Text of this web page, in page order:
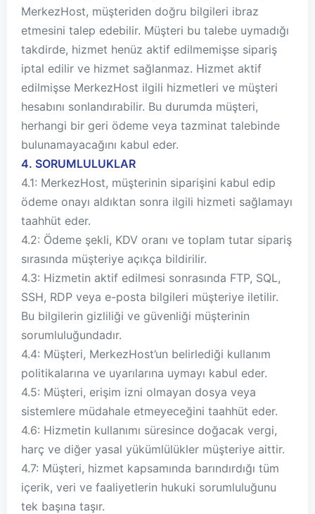
MerkezHost, müşteriden doğru bilgileri ibraz
etmesini talep edebilir. Müşteri bu talebe uymadığı
takdirde, hizmet henüz aktif edilmemişse sipariş
iptal edilir ve hizmet sağlanmaz. Hizmet aktif
edilmişse MerkezHost ilgili hizmetleri ve müşteri
hesabını sonlandırabilir. Bu durumda müşteri,
herhangi bir geri ödeme veya tazminat talebinde
bulunamayacağını kabul eder.
4. SORUMLULUKLAR
4.1: MerkezHost, müşterinin siparişini kabul edip
ödeme onayı aldıktan sonra ilgili hizmeti sağlamayı
taahhüt eder.
4.2: Ödeme şekli, KDV oranı ve toplam tutar sipariş
sırasında müşteriye açıkça bildirilir.
4.3: Hizmetin aktif edilmesi sonrasında FTP, SQL,
SSH, RDP veya e-posta bilgileri müşteriye iletilir.
Bu bilgilerin gizliliği ve güvenliği müşterinin
sorumluluğundadır.
4.4: Müşteri, MerkezHost’un belirlediği kullanım
politikalarına ve uyarılarına uymayı kabul eder.
4.5: Müşteri, erişim izni olmayan dosya veya
sistemlere müdahale etmeyeceğini taahhüt eder.
4.6: Hizmetin kullanımı süresince doğacak vergi,
harç ve diğer yasal yükümlülükler müşteriye aittir.
4.7: Müşteri, hizmet kapsamında barındırdığı tüm
içerik, veri ve faaliyetlerin hukuki sorumluluğunu
tek başına taşır.